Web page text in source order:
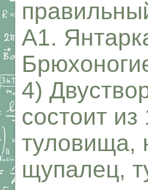
А1.
4)
состоит
туловища,
щупалец,